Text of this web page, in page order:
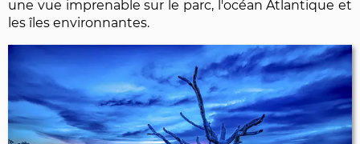
une vue imprenable sur le parc, l'océan Atlantique et
les îles environnantes.